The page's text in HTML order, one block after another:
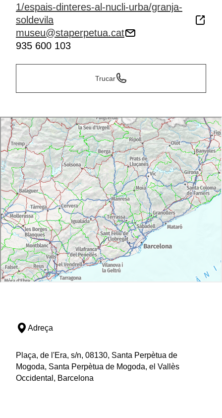
1/espais-dinteres-al-nucli-urba/granja-
soldevila
museu@staperpetua.cat
935 600 103
Trucar
Adreça
Plaça, de l'Era, s/n, 08130, Santa Perpètua de
Mogoda, Santa Perpètua de Mogoda, el Vallès
Occidental, Barcelona